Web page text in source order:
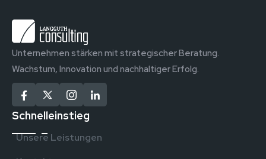
Unternehmen stärken mit strategischer Beratung.
Wachstum, Innovation und nachhaltiger Erfolg.
Schnelleinstieg
Unsere Leistungen